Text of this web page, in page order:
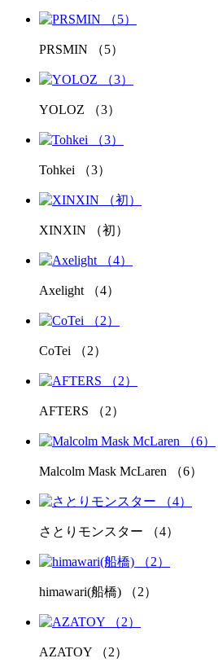
PRSMIN （5）
YOLOZ （3）
Tohkei （3）
XINXIN （初）
Axelight （4）
CoTei （2）
AFTERS （2）
Malcolm Mask McLaren （6）
さとりモンスター （4）
himawari(船橋) （2）
AZATOY （2）